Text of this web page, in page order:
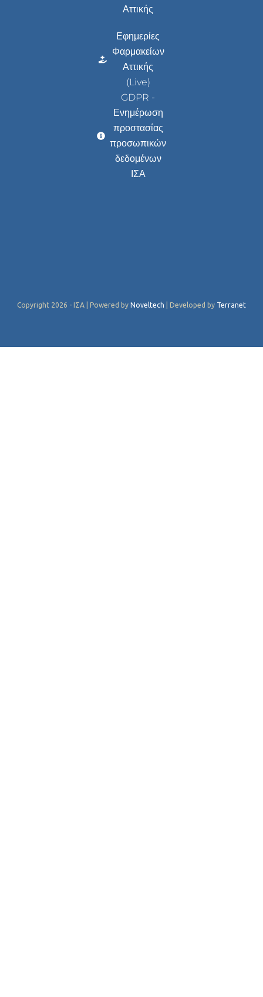
Αττικής
Εφημερίες
Φαρμακείων
Αττικής
(Live)
GDPR -
Ενημέρωση
προστασίας
προσωπικών
δεδομένων
ΙΣΑ
Copyright 2026 - ΙΣΑ | Powered by Noveltech | Developed by Terranet